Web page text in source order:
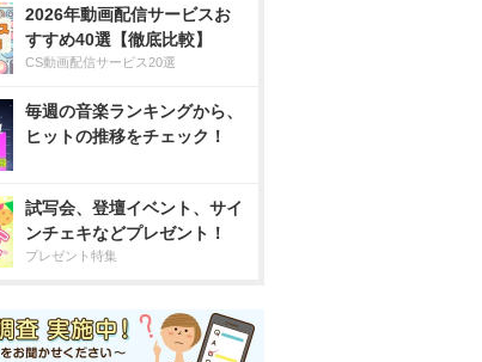
2026年動画配信サービスお
すすめ40選【徹底比較】
CS動画配信サービス20選
毎週の音楽ランキングから、
ヒットの推移をチェック！
試写会、登壇イベント、サイ
ンチェキなどプレゼント！
プレゼント特集